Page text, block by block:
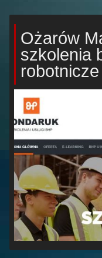
Ożarów
szkolenia
robotnicze